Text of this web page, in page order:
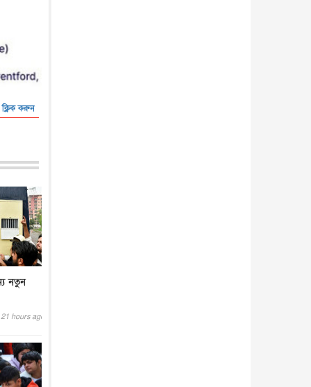
ক্লিক করুন
নতুন
21 hours ago